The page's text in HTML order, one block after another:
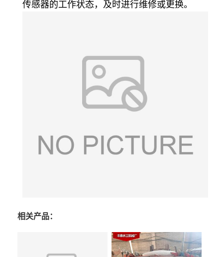
传感器的工作状态，及时进行维修或更换。
相关产品：